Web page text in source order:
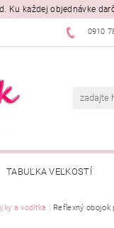
Ku každej objednávke
0910
TABUĽKA VEĽKOSTÍ
a vodítka Reflexný obojok